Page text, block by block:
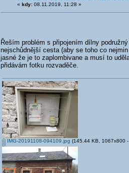
« kdy:08.11.2019, 11:28 »
Řeším problém s připojením dílny
nejschůdnější cesta (aby se toho co
jasné že je to zaplombivane a musí to
přidávám fotku rozvaděče.
IMG-20191108-094109.jpg (145.44 KB, 1067x800